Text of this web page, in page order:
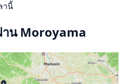
านี้
าน Moroyama